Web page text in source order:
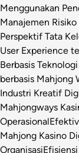
Menggunakan
Manajemen
Perspektif Tata
User Experience
Berbasis
berbasis Mahjong
Industri Kreatif
Mahjongways
Operasional
Mahjong Kasino
Organisasi